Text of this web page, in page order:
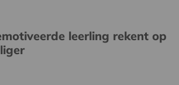
leerling rekent op